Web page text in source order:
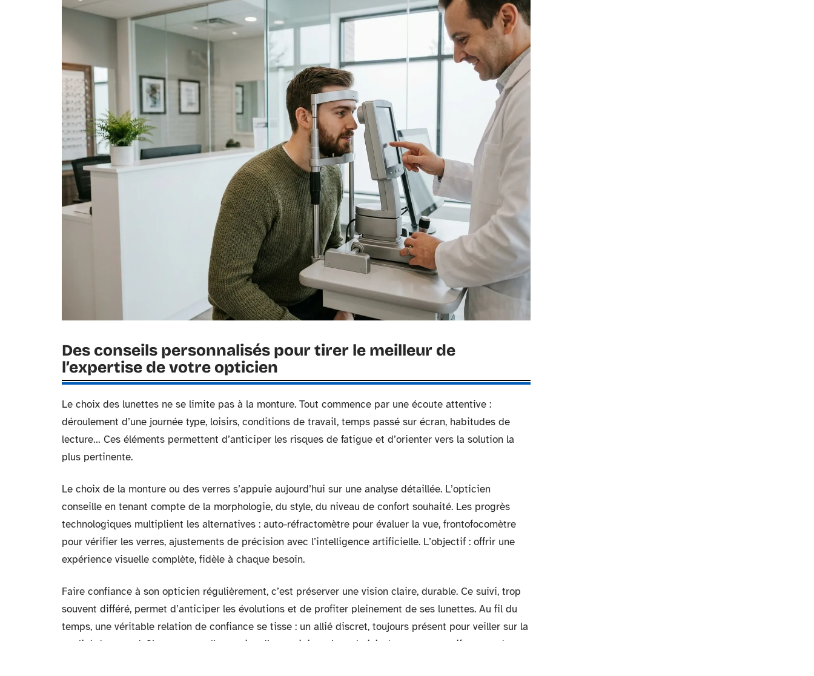
Des conseils personnalisés pour tirer le meilleur de
l’expertise de votre opticien
Le choix des lunettes ne se limite pas à la monture. Tout commence par une écoute attentive :
déroulement d’une journée type, loisirs, conditions de travail, temps passé sur écran, habitudes de
lecture… Ces éléments permettent d’anticiper les risques de fatigue et d’orienter vers la solution la
plus pertinente.
Le choix de la monture ou des verres s’appuie aujourd’hui sur une analyse détaillée. L’opticien
conseille en tenant compte de la morphologie, du style, du niveau de confort souhaité. Les progrès
technologiques multiplient les alternatives : auto-réfractomètre pour évaluer la vue, frontofocomètre
pour vérifier les verres, ajustements de précision avec l’intelligence artificielle. L’objectif : offrir une
expérience visuelle complète, fidèle à chaque besoin.
Faire confiance à son opticien régulièrement, c’est préserver une vision claire, durable. Ce suivi, trop
souvent différé, permet d’anticiper les évolutions et de profiter pleinement de ses lunettes. Au fil du
temps, une véritable relation de confiance se tisse : un allié discret, toujours présent pour veiller sur la
qualité du regard. S’appuyer sur l’expertise d’un opticien, c’est choisir de rester attentif au monde,